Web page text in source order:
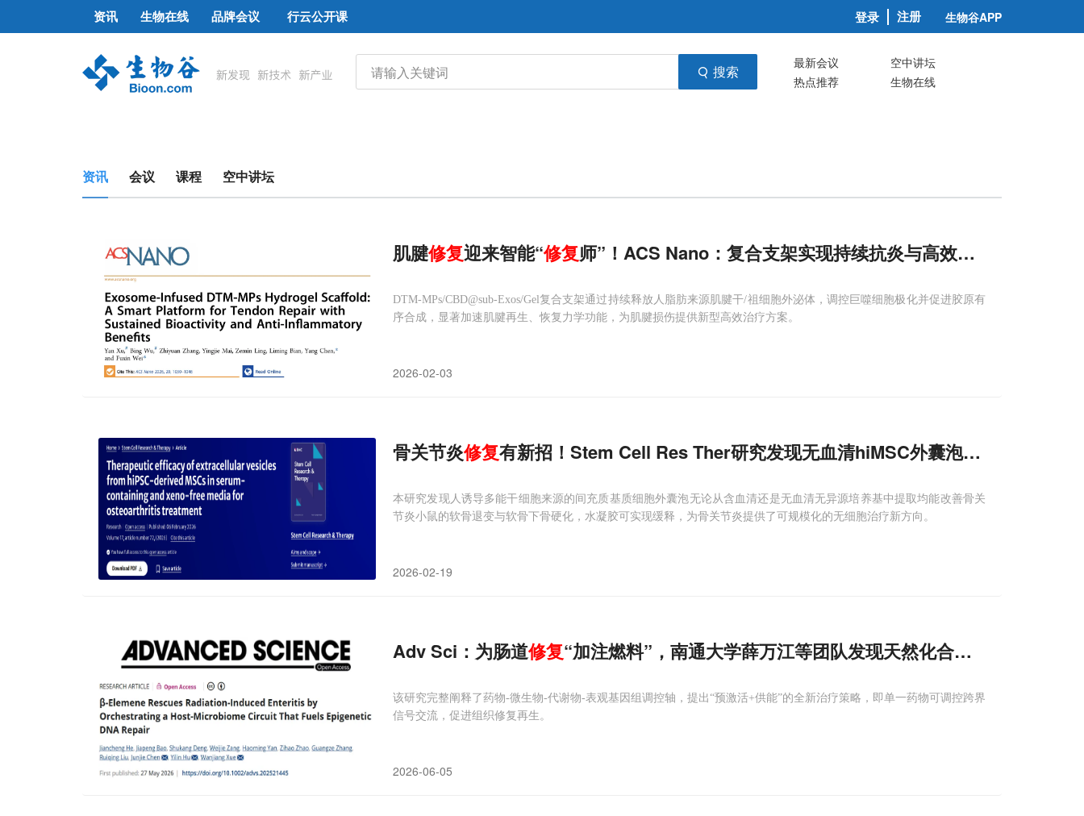
资讯 生物在线 品牌会议 行云公开课 登录 注册 生物谷APP
搜索 最新会议
空中讲坛
热点推荐
生物在线
资讯 会议 课程 空中讲坛
肌腱修复迎来智能“修复师”！ACS Nano：复合支架实现持续抗炎与高效再生
DTM-MPs/CBD@sub-Exos/Gel复合支架通过持续释放人脂肪来源肌腱干/祖细胞外泌体，调控巨噬细胞极化并促进胶原有
序合成，显著加速肌腱再生、恢复力学功能，为肌腱损伤提供新型高效治疗方案。
2026-02-03
骨关节炎修复有新招！Stem Cell Res Ther研究发现无血清hiMSC外囊泡可
本研究发现人诱导多能干细胞来源的间充质基质细胞外囊泡无论从含血清还是无血清无异源培养基中提取均能改善骨关
节炎小鼠的软骨退变与软骨下骨硬化，水凝胶可实现缓释，为骨关节炎提供了可规模化的无细胞治疗新方向。
2026-02-19
Adv Sci：为肠道修复“加注燃料”，南通大学薛万江等团队发现天然化合物β-榄香烯借
该研究完整阐释了药物-微生物-代谢物-表观基因组调控轴，提出“预激活+供能”的全新治疗策略，即单一药物可调控跨界
信号交流，促进组织修复再生。
2026-06-05